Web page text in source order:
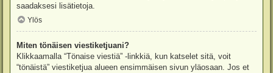
saadaksesi lisätietoja.
Ylös
Miten tönäisen viestiketjuani?
Klikkaamalla “Tönaise viestiä” -linkkiä, kun katselet sitä, voit
“tönäistä” viestiketjua alueen ensimmäisen sivun yläosaan. Jos et